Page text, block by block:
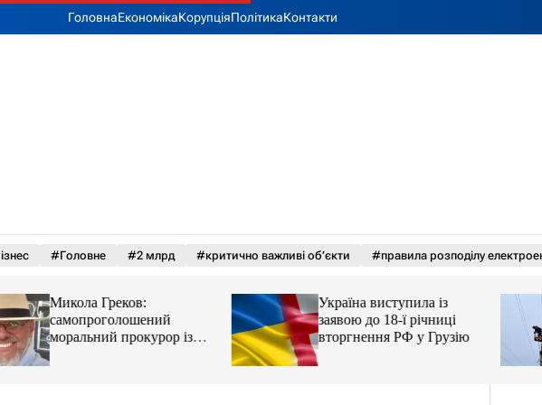
ГоловнаЕкономікаКорупціяПолітикаКонтакти
#Головне #2 млрд #критично важливі об’єкти #правила розподілу
Микола Греков:
самопроголошений
моральний прокурор із
незавершеною власною
справою
Україна виступила із
заявою до 18-ї річниці
вторгнення РФ у Грузію